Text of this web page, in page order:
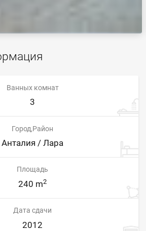
Ванных комнат
3
Город,Район
Анталия / Лара
Площадь
240 m2
Дата сдачи
2012